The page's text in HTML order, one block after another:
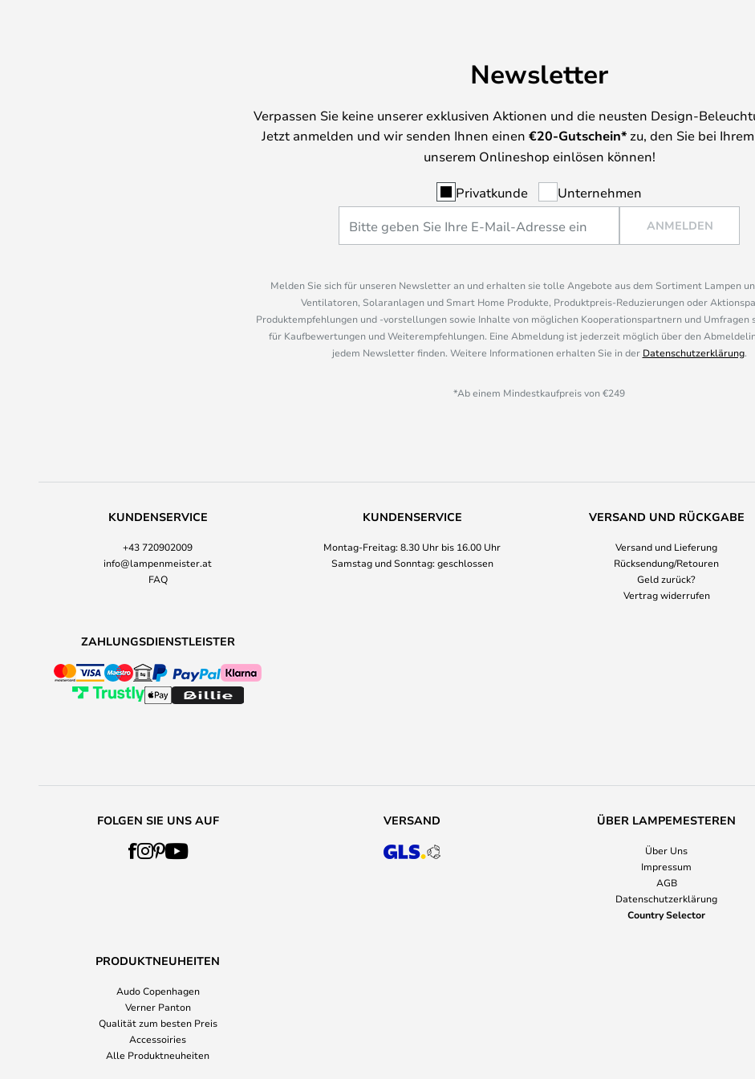
Newsletter
Verpassen Sie keine unserer exklusiven Aktionen und die neusten Design-
Jetzt anmelden und wir senden Ihnen einen €20-Gutschein* zu, den Sie bei
unserem Onlineshop einlösen können!
Privatkunde Unternehmen
ANMELDEN
Melden Sie sich für unseren Newsletter an und erhalten sie tolle Angebote aus dem Sortiment Lampen
Ventilatoren, Solaranlagen und Smart Home Produkte, Produktpreis-Reduzierungen oder
Produktempfehlungen und -vorstellungen sowie Inhalte von möglichen Kooperationspartnern und Umfragen
für Kaufbewertungen und Weiterempfehlungen. Eine Abmeldung ist jederzeit möglich über den
jedem Newsletter finden. Weitere Informationen erhalten Sie in der Datenschutzerklärung.
*Ab einem Mindestkaufpreis von €249
KUNDENSERVICE
+43 720902009
info@lampenmeister.at
FAQ
KUNDENSERVICE
Montag-Freitag: 8.30 Uhr bis 16.00 Uhr
Samstag und Sonntag: geschlossen
VERSAND UND RÜCKGABE
Versand und Lieferung
Rücksendung/Retouren
Geld zurück?
Vertrag widerrufen
ZAHLUNGSDIENSTLEISTER
FOLGEN SIE UNS AUF VERSAND ÜBER LAMPEMESTEREN
Über Uns
Impressum
AGB
Datenschutzerklärung
Country Selector
PRODUKTNEUHEITEN
Audo Copenhagen
Verner Panton
Qualität zum besten Preis
Accessoiries
Alle Produktneuheiten